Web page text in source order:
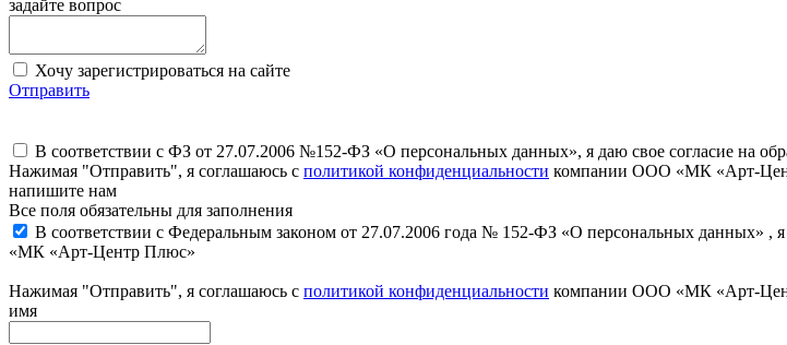
задайте вопрос
Хочу зарегистрироваться на сайте
Отправить
В соответствии с ФЗ от 27.07.2006 №152-ФЗ «О персональных данных», я даю свое согласие на
Нажимая "Отправить", я соглашаюсь с политикой конфиденциальности компании ООО «МК «Арт-
напишите нам
Все поля обязательны для заполнения
В соответствии с Федеральным законом от 27.07.2006 года № 152-ФЗ «О персональных данных»
«МК «Арт-Центр Плюс»
Нажимая "Отправить", я соглашаюсь с политикой конфиденциальности компании ООО «МК «Арт-
имя